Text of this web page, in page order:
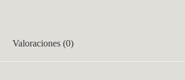
Valoraciones (0)